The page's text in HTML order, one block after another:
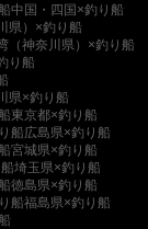
中国・四国×釣り船
県）×釣り船
（神奈川県）×釣り船
り船
県×釣り船
東京都×釣り船
船広島県×釣り船
宮城県×釣り船
埼玉県×釣り船
徳島県×釣り船
船福島県×釣り船